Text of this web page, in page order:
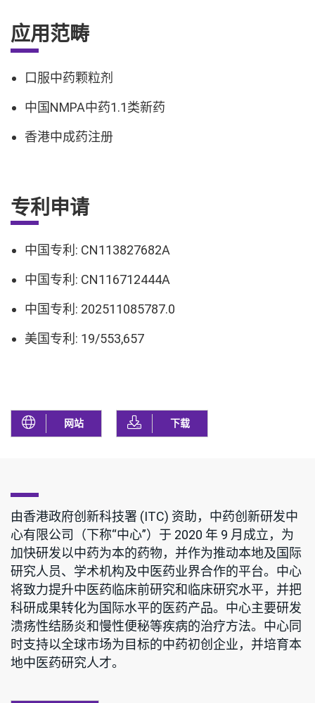
应用范畴
口服中药颗粒剂
中国NMPA中药1.1类新药
香港中成药注册
专利申请
中国专利: CN113827682A
中国专利: CN116712444A
中国专利: 202511085787.0
美国专利: 19/553,657
网站 下载
由香港政府创新科技署 (ITC) 资助，中药创新研发中
心有限公司（下称“中心”）于 2020 年 9 月成立，为
加快研发以中药为本的药物，并作为推动本地及国际
研究人员、学术机构及中医药业界合作的平台。中心
将致力提升中医药临床前研究和临床研究水平，并把
科研成果转化为国际水平的医药产品。中心主要研发
溃疡性结肠炎和慢性便秘等疾病的治疗方法。中心同
时支持以全球市场为目标的中药初创企业，并培育本
地中医药研究人才。